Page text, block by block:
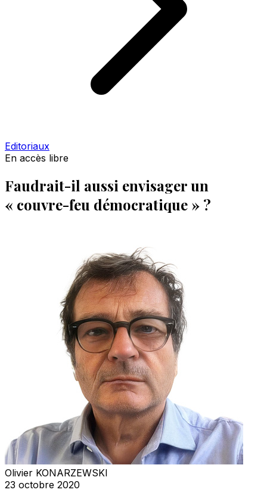
Editoriaux
En accès libre
Faudrait-il aussi envisager un
« couvre-feu démocratique » ?
Olivier KONARZEWSKI
23 octobre 2020